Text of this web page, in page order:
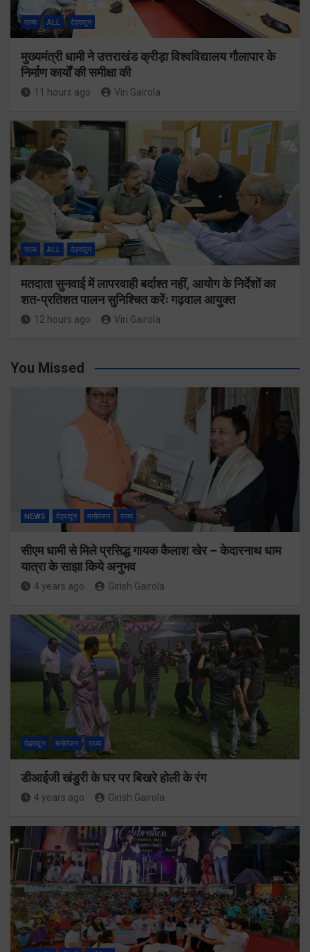
राज्य ALL देहरादून
मुख्यमंत्री धामी ने उत्तराखंड क्रीड़ा विश्वविद्यालय गौलापार के
निर्माण कार्यों की समीक्षा की
11 hours ago Viri Gairola
राज्य ALL देहरादून
मतदाता सुनवाई में लापरवाही बर्दाश्त नहीं, आयोग के निर्देशों का
शत-प्रतिशत पालन सुनिश्चित करेंः गढ़वाल आयुक्त
12 hours ago Viri Gairola
You Missed
NEWS देहरादून मनोरंजन राज्य
सीएम धामी से मिले प्रसिद्ध गायक कैलाश खेर – केदारनाथ धाम
यात्रा के साझा किये अनुभव
4 years ago Girish Gairola
देहरादून मनोरंजन राज्य
डीआईजी खंडुरी के घर पर बिखरे होली के रंग
4 years ago Girish Gairola